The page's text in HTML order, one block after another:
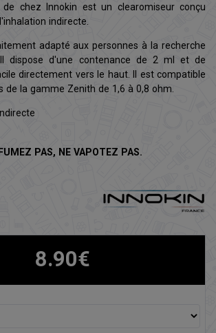
de chez Innokin est un clearomiseur conçu
indirecte.
adapté aux personnes à la recherche
dispose d'une contenance de 2 ml et de
directement vers le haut. Il est compatible
de la gamme Zenith de 1,6 à 0,8 ohm.
Indirecte
PAS, NE VAPOTEZ PAS.
8.90€